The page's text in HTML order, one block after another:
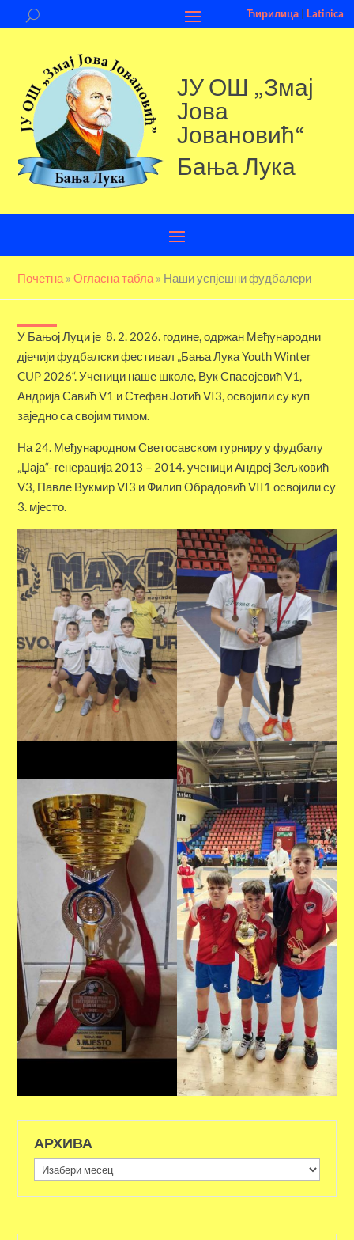
Ћирилица| Latinica
ЈУ ОШ „Змај
Јова
Јовановић“
Бања Лука
Почетна »Огласна табла » Наши успјешни фудбалери
У Бањој Луци је 8. 2. 2026. године, одржан Међународни
д‌јечији фудбалски фестивал „Бања Лука Youth Winter
CUP 2026“. Ученици наше школе, Вук Спасојевић V1,
Андрија Савић V1 и Стефан Јотић VI3, освојили су куп
заједно са својим тимом.
На 24. Међународном Светосавском турниру у фудбалу
„Џаја“- генерација 2013 – 2014. ученици Aндреј Зељковић
V3, Павле Вукмир VI3 и Филип Обрадовић VII1 освојили су
3. мјесто.
АРХИВА
Архива